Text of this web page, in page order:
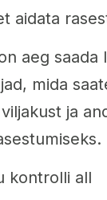
aidata
aeg saada
mida
ja
kontrolli all